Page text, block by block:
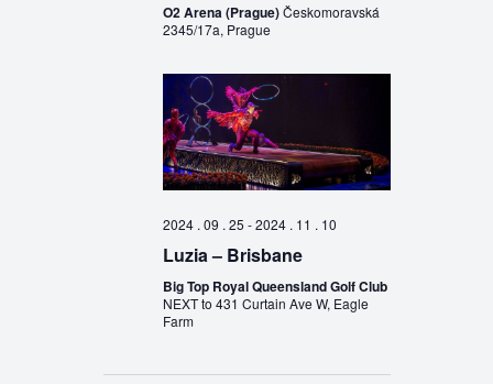
O2 Arena (Prague)Českomoravská
2345/17a, Prague
2024 . 09 . 25 -2024 . 11 . 10
Luzia – Brisbane
Big Top Royal Queensland Golf Club
NEXT to 431 Curtain Ave W, Eagle
Farm